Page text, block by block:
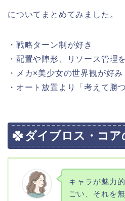
についてまとめてみました。
・戦略ターン制が好き
・配置や陣形、リソース管理
・メカ×美少女の世界観が好み
・オート放置より「考えて勝
ダイブロス・コア
キャラが魅力
ごい、それを